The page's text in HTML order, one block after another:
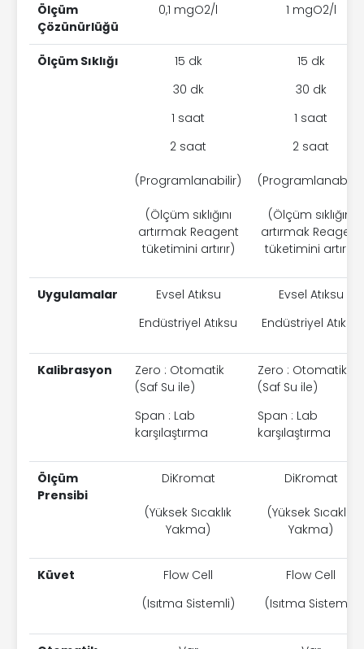
Ölçüm
Çözünürlüğü
0,1 mgO2/l 1 mgO2/l
Ölçüm Sıklığı
15 dk
30 dk
1 saat
2 saat
(Programlanabilir)
(Ölçüm sıklığını
artırmak Reagent
tüketimini artırır)
15 dk
30 dk
1 saat
2 saat
(Programlanabilir)
(Ölçüm sıklığını
artırmak Reagent
tüketimini artırır)
Uygulamalar
Evsel Atıksu
Endüstriyel Atıksu
Evsel Atıksu
Endüstriyel Atıksu
Kalibrasyon
Zero : Otomatik
(Saf Su ile)
Span : Lab
karşılaştırma
Zero : Otomatik
(Saf Su ile)
Span : Lab
karşılaştırma
Ölçüm
Prensibi
DiKromat
(Yüksek Sıcaklık
Yakma)
DiKromat
(Yüksek Sıcaklık
Yakma)
Küvet
Flow Cell
(Isıtma Sistemli)
Flow Cell
(Isıtma Sistemli)